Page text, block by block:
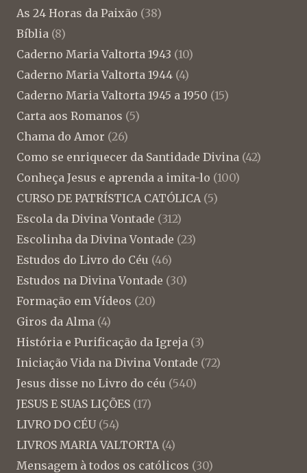
As 24 Horas da Paixão (38)
Bíblia (8)
Caderno Maria Valtorta 1943 (10)
Caderno Maria Valtorta 1944 (4)
Caderno Maria Valtorta 1945 a 1950 (15)
Carta aos Romanos (5)
Chama do Amor (26)
Como se enriquecer da Santidade Divina (42)
Conheça Jesus e aprenda a imita-lo (100)
CURSO DE PATRÍSTICA CATÓLICA (5)
Escola da Divina Vontade (312)
Escolinha da Divina Vontade (23)
Estudos do Livro do Céu (46)
Estudos na Divina Vontade (30)
Formação em Vídeos (20)
Giros da Alma (4)
História e Purificação da Igreja (3)
Iniciação Vida na Divina Vontade (72)
Jesus disse no Livro do céu (540)
JESUS E SUAS LIÇÕES (17)
LIVRO DO CÉU (54)
LIVROS MARIA VALTORTA (4)
Mensagem à todos os católicos (30)